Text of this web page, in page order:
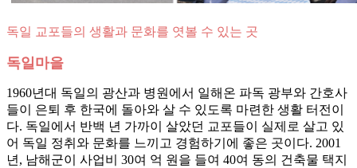
독일 교포들의 생활과 문화를 엿볼 수 있는 곳
독일마을
1960년대 독일의 광산과 병원에서 일해온 파독 광부와 간호사
들이 은퇴 후 한국에 돌아와 살 수 있도록 마련한 생활 터전이
다. 독일에서 반백 년 가까이 살았던 교포들이 실제로 살고 있
어 독일 정취와 문화를 느끼고 경험하기에 좋은 곳이다. 2001
년, 남해군이 사업비 30여 억 원을 들여 40여 동의 건축물 택지